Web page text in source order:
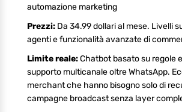
automazione marketing
Prezzi: Da 34.99 dollari al mese. Livelli
agenti e funzionalità avanzate di
Limite reale:Chatbot basato su regole
supporto multicanale oltre WhatsApp.
merchant che hanno bisogno solo di
campagne broadcast senza layer